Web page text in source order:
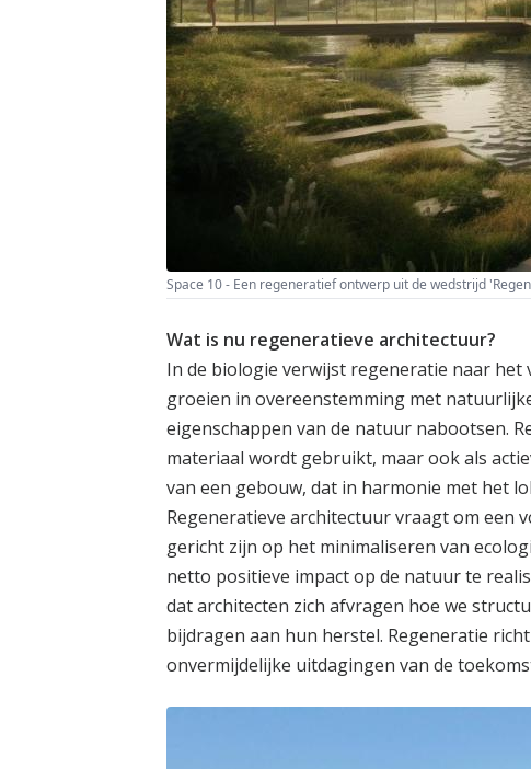
Space 10 - Een regeneratief ontwerp uit de wedstrijd
Wat is nu regeneratieve architectuur?
In de biologie verwijst regeneratie naar het
groeien in overeenstemming met
eigenschappen van de natuur nabootsen.
materiaal wordt gebruikt, maar ook als
van een gebouw, dat in harmonie met het
Regeneratieve architectuur vraagt om een
gericht zijn op het minimaliseren van
netto positieve impact op de natuur te
dat architecten zich afvragen hoe we
bijdragen aan hun herstel. Regeneratie
onvermijdelijke uitdagingen van de